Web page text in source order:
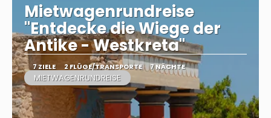
Mietwagenrundreise
"Entdecke die Wiege der
Antike - Westkreta"
7 ZIELE 2 FLÜGE/TRANSPORTE 7 NÄCHTE
MIETWAGENRUNDREISE